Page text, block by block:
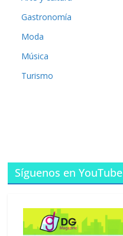
Gastronomía
Moda
Música
Turismo
Síguenos en YouTube